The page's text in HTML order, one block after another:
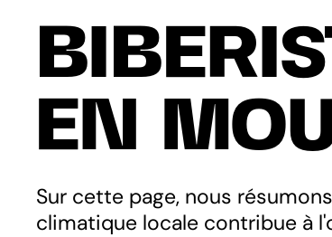
EN
Sur cette page, nous
climatique locale contribue à